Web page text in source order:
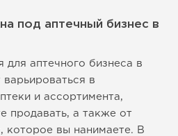
под аптечный бизнес в
для аптечного бизнеса в
в
и ассортимента,
продавать, а также от
которое вы нанимаете. В